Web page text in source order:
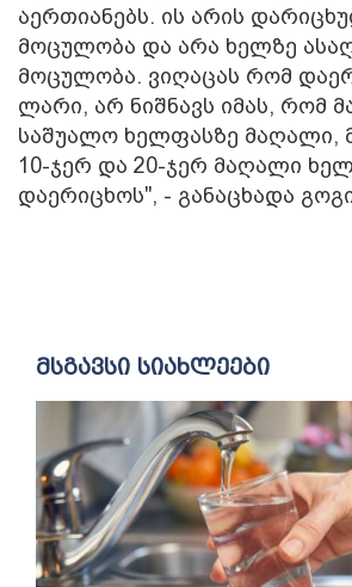
აერთიანებს. ის არის
მოცულობა და არა ხელზე
მოცულობა. ვიღაცას რომ
ლარი, არ ნიშნავს იმას, რომ
საშუალო ხელფასზე მაღალი,
10-ჯერ და 20-ჯერ მაღალი
დაერიცხოს", - განაცხადა
მსგავსი სიახლეები